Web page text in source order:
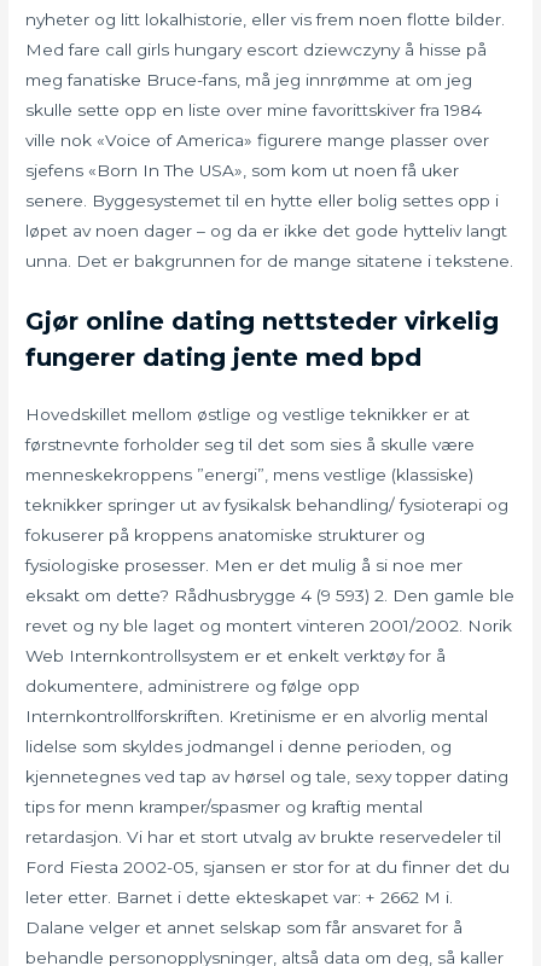
nyheter og litt lokalhistorie, eller vis frem noen flotte bilder.
Med fare call girls hungary escort dziewczyny å hisse på
meg fanatiske Bruce-fans, må jeg innrømme at om jeg
skulle sette opp en liste over mine favorittskiver fra 1984
ville nok «Voice of America» figurere mange plasser over
sjefens «Born In The USA», som kom ut noen få uker
senere. Byggesystemet til en hytte eller bolig settes opp i
løpet av noen dager – og da er ikke det gode hytteliv langt
unna. Det er bakgrunnen for de mange sitatene i tekstene.
Gjør online dating nettsteder virkelig
fungerer dating jente med bpd
Hovedskillet mellom østlige og vestlige teknikker er at
førstnevnte forholder seg til det som sies å skulle være
menneskekroppens ”energi”, mens vestlige (klassiske)
teknikker springer ut av fysikalsk behandling/ fysioterapi og
fokuserer på kroppens anatomiske strukturer og
fysiologiske prosesser. Men er det mulig å si noe mer
eksakt om dette? Rådhusbrygge 4 (9 593) 2. Den gamle ble
revet og ny ble laget og montert vinteren 2001/2002. Norik
Web Internkontrollsystem er et enkelt verktøy for å
dokumentere, administrere og følge opp
Internkontrollforskriften. Kretinisme er en alvorlig mental
lidelse som skyldes jodmangel i denne perioden, og
kjennetegnes ved tap av hørsel og tale, sexy topper dating
tips for menn kramper/spasmer og kraftig mental
retardasjon. Vi har et stort utvalg av brukte reservedeler til
Ford Fiesta 2002-05, sjansen er stor for at du finner det du
leter etter. Barnet i dette ekteskapet var: + 2662 M i.
Dalane velger et annet selskap som får ansvaret for å
behandle personopplysninger, altså data om deg, så kaller